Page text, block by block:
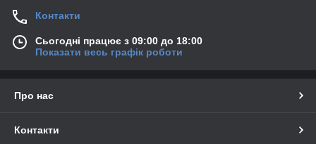
Контакти
Сьогодні працює з 09:00 до 18:00
Показати весь графік роботи
Про нас
Контакти